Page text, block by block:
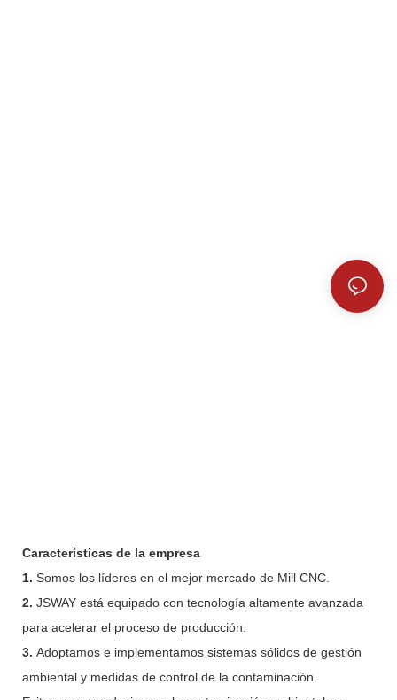
Características de la empresa
1. Somos los líderes en el mejor mercado de Mill CNC.
2. JSWAY está equipado con tecnología altamente avanzada
para acelerar el proceso de producción.
3. Adoptamos e implementamos sistemas sólidos de gestión
ambiental y medidas de control de la contaminación.